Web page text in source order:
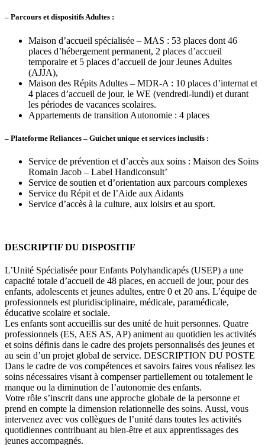
– Parcours et dispositifs Adultes :
Maison d’accueil spécialisée – MAS : 53 places dont 46
places d’hébergement permanent, 2 places d’accueil
temporaire et 5 places d’accueil de jour Jeunes Adultes
(AJJA),
Maison des Répits Adultes – MDR-A : 10 places d’internat et
4 places d’accueil de jour, le WE (vendredi-lundi) et durant
les périodes de vacances scolaires.
Appartements de transition Autonomie : 4 places
– Plateforme Reliances – Guichet unique et services inclusifs :
Service de prévention et d’accès aux soins : Maison des Soins
Romain Jacob – Label Handiconsult’
Service de soutien et d’orientation aux parcours complexes
Service du Répit et de l’Aide aux Aidants
Service d’accès à la culture, aux loisirs et au sport.
DESCRIPTIF DU DISPOSITIF
L’Unité Spécialisée pour Enfants Polyhandicapés (USEP) a une
capacité totale d’accueil de 48 places, en accueil de jour, pour des
enfants, adolescents et jeunes adultes, entre 0 et 20 ans. L’équipe de
professionnels est pluridisciplinaire, médicale, paramédicale,
éducative scolaire et sociale.
Les enfants sont accueillis sur des unité de huit personnes. Quatre
professionnels (ES, AES AS, AP) animent au quotidien les activités
et soins définis dans le cadre des projets personnalisés des jeunes et
au sein d’un projet global de service. DESCRIPTION DU POSTE
Dans le cadre de vos compétences et savoirs faires vous réalisez les
soins nécessaires visant à compenser partiellement ou totalement le
manque ou la diminution de l’autonomie des enfants.
Votre rôle s’inscrit dans une approche globale de la personne et
prend en compte la dimension relationnelle des soins. Aussi, vous
intervenez avec vos collègues de l’unité dans toutes les activités
quotidiennes contribuant au bien-être et aux apprentissages des
jeunes accompagnés.